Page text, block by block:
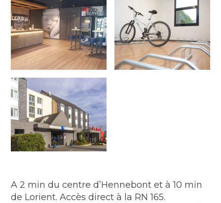
A 2 min du centre d’Hennebont et à 10 min
de Lorient. Accès direct à la RN 165.